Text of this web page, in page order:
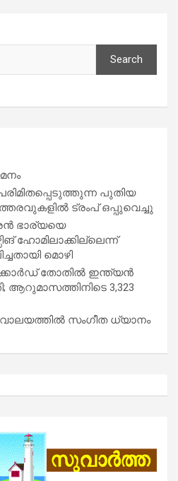
Search
പുതിയ
ട്രംപ് ഒപ്പുവെച്ചു
ഭാര്യയെ
ഹോമിലാക്കില്ലെന്ന്
മൊഴി
തോതിൽ ഇന്ത്യൻ
ആറുമാസത്തിനിടെ 3,323
സംഗീത ധ്യാനം